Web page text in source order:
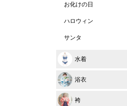
お化けの日
ハロウィン
サンタ
水着
浴衣
袴